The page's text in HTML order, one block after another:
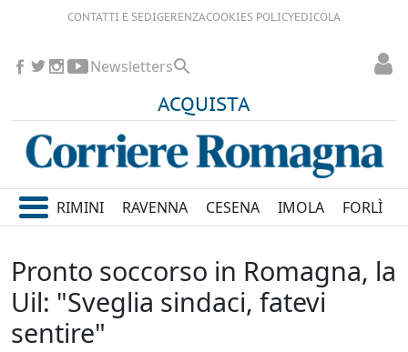
CONTATTI E SEDIGERENZACOOKIES POLICYEDICOLA
ACQUISTA
Newsletters
RIMINI RAVENNA CESENA IMOLA FORLÌ
Pronto soccorso in Romagna, la
Uil: "Sveglia sindaci, fatevi
sentire"